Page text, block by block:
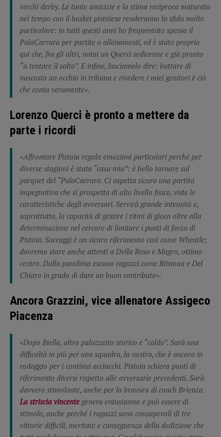
vecchi derby. Le tante amicizie e la stima reciproca maturata
nel tempo con il basket pistoiese renderanno la sfida molto
particolare: in tutti questi anni ho frequentato spesso il
PalaCarrara per partite o allenamenti, ed è stato proprio
qui che, fra gli altri, notai un Querci sedicenne e già pronto
“a tentare il salto”. E infine, lasciamelo dire: buttare di
nascosto un occhio in tribuna e rivedere i miei genitori è ciò
che conta veramente».
Lorenzo Querci è pronto a mettere da
parte i ricordi
«Affrontare Pistoia regala emozioni particolari perché per
diverse stagioni è stata “casa mia”: è bello tornare sul
parquet del “PalaCarrara. Ci aspetta sicuro una partita
impegnativa che si prospetta di alto livello fisico, viste le
caratteristiche degli avversari. Servirà grande intensità e,
soprattutto, la capacità di gestire i ritmi di gioco oltre alla
determinazione nel cercare di limitare i punti di forza di
Pistoia. Saccaggi è un sicuro riferimento così come Wheatle;
dovremo stare anche attenti a Della Rosa e Magro, ottimo
centro. Dalla panchina escono ragazzi come Riismaa e Del
Chiaro in grado di dare un buon contributo».
Ancora Grazzini, vice allenatore Assigeco
Piacenza
«Dopo Biella, altro palazzetto storico e “caldo”. Sarà una
difficoltà in più per una squadra, la nostra, che è ancora in
rodaggio per i continui acciacchi. Pistoia schiera punti di
riferimento diversi rispetto alle avversarie precedenti. Sarà
davvero stimolante, anche per la bravura di coach Brienza.
La striscia vincente genera entusiasmo e può essere di
stimolo, anche perché i ragazzi sono consapevoli di tre
vittorie difficili, meritate e conseguenza della dedizione che